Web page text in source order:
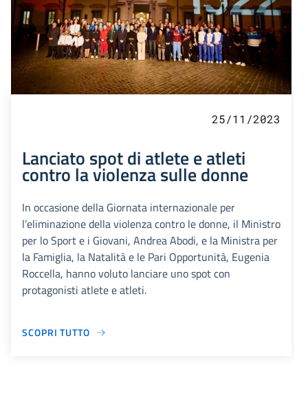
25/11/2023
Lanciato spot di atlete e atleti
contro la violenza sulle donne
In occasione della Giornata internazionale per
l’eliminazione della violenza contro le donne, il Ministro
per lo Sport e i Giovani, Andrea Abodi, e la Ministra per
la Famiglia, la Natalità e le Pari Opportunità, Eugenia
Roccella, hanno voluto lanciare uno spot con
protagonisti atlete e atleti.
SCOPRI TUTTO